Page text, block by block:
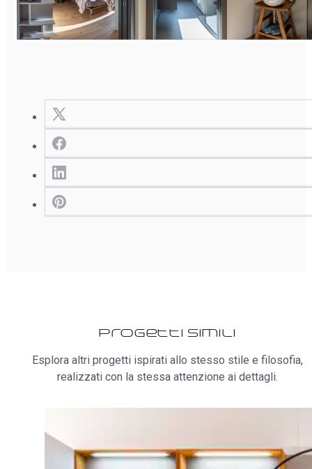
Progetti simili
Esplora altri progetti ispirati allo stesso stile e filosofia,
realizzati con la stessa attenzione ai dettagli.